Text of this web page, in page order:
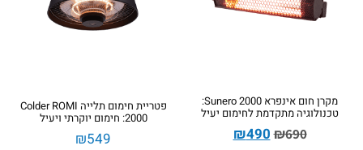
מקרן חום אינפרא Sunero 2000:
טכנולוגיה מתקדמת לחימום יעיל
₪690
₪490
פטריית חימום תלייה Colder ROMI
2000: חימום יוקרתי ויעיל
₪549